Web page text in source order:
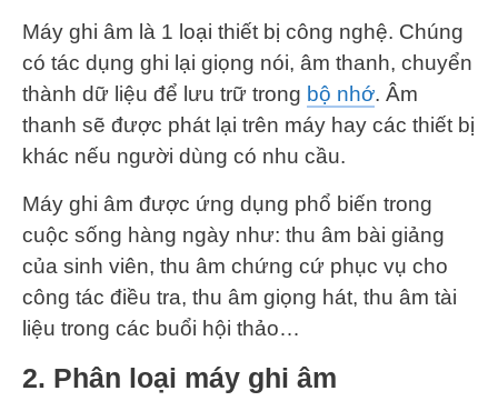
Máy ghi âm là 1 loại thiết bị công nghệ. Chúng
có tác dụng ghi lại giọng nói, âm thanh, chuyển
thành dữ liệu để lưu trữ trong bộ nhớ. Âm
thanh sẽ được phát lại trên máy hay các thiết bị
khác nếu người dùng có nhu cầu.
Máy ghi âm được ứng dụng phổ biến trong
cuộc sống hàng ngày như: thu âm bài giảng
của sinh viên, thu âm chứng cứ phục vụ cho
công tác điều tra, thu âm giọng hát, thu âm tài
liệu trong các buổi hội thảo…
2. Phân loại máy ghi âm